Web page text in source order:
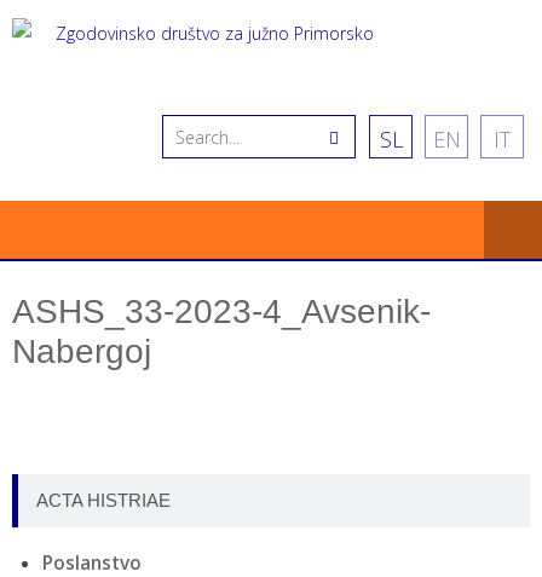
SL EN IT
ASHS_33-2023-4_Avsenik-
Nabergoj
ACTA HISTRIAE
Poslanstvo